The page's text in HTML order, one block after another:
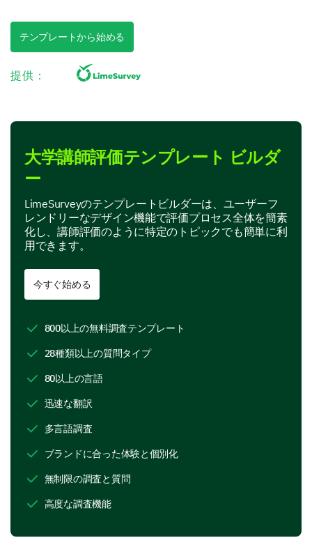
Creative
Teaching Methodology
How does the instructor typically teach or
present the course material (select all that
apply)?
Lectures
Assignments
Experiments
Case studies
Please rate the effectiveness of teaching
what extent these methods engage you in
テンプレートから始める
提供：
大学講師評価テンプレート ビルダ
ー
LimeSurveyのテンプレートビルダーは、ユーザーフ
レンドリーなデザイン機能で評価プロセス全体を簡素
化し、講師評価のように特定のトピックでも簡単に利
用できます。
今すぐ始める
800以上の無料調査テンプレート
28種類以上の質問タイプ
80以上の言語
迅速な翻訳
多言語調査
ブランドに合った体験と個別化
無制限の調査と質問
高度な調査機能